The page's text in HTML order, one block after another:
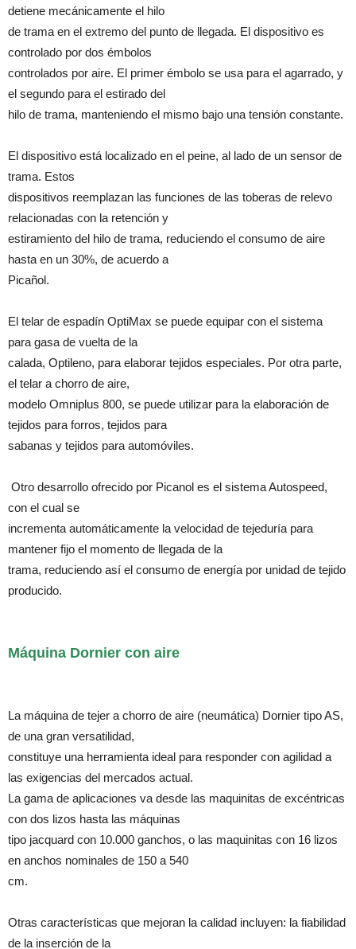
detiene mecánicamente el hilo
de trama en el extremo del punto de llegada. El dispositivo es
controlado por dos émbolos
controlados por aire. El primer émbolo se usa para el agarrado, y
el segundo para el estirado del
hilo de trama, manteniendo el mismo bajo una tensión constante.
El dispositivo está localizado en el peine, al lado de un sensor de
trama. Estos
dispositivos reemplazan las funciones de las toberas de relevo
relacionadas con la retención y
estiramiento del hilo de trama, reduciendo el consumo de aire
hasta en un 30%, de acuerdo a
Picañol.
El telar de espadín OptiMax se puede equipar con el sistema
para gasa de vuelta de la
calada, Optileno, para elaborar tejidos especiales. Por otra parte,
el telar a chorro de aire,
modelo Omniplus 800, se puede utilizar para la elaboración de
tejidos para forros, tejidos para
sabanas y tejidos para automóviles.
Otro desarrollo ofrecido por Picanol es el sistema Autospeed,
con el cual se
incrementa automáticamente la velocidad de tejeduría para
mantener fijo el momento de llegada de la
trama, reduciendo así el consumo de energía por unidad de tejido
producido.
Máquina Dornier con aire
La máquina de tejer a chorro de aire (neumática) Dornier tipo AS,
de una gran versatilidad,
constituye una herramienta ideal para responder con agilidad a
las exigencias del mercados actual.
La gama de aplicaciones va desde las maquinitas de excéntricas
con dos lizos hasta las máquinas
tipo jacquard con 10.000 ganchos, o las maquinitas con 16 lizos
en anchos nominales de 150 a 540
cm.
Otras características que mejoran la calidad incluyen: la fiabilidad
de la inserción de la